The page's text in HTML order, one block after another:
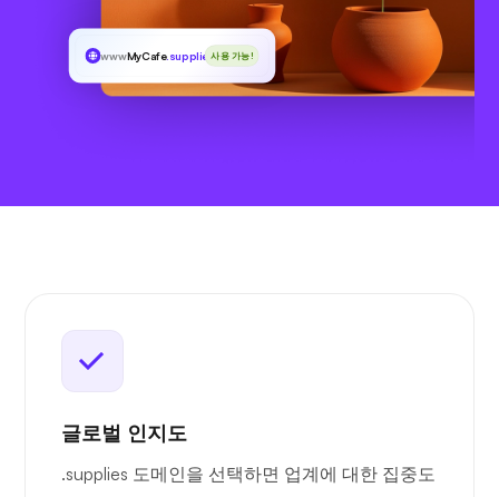
wwwMyCafe.supplies사용 가능!
글로벌 인지도
.supplies 도메인을 선택하면 업계에 대한 집중도